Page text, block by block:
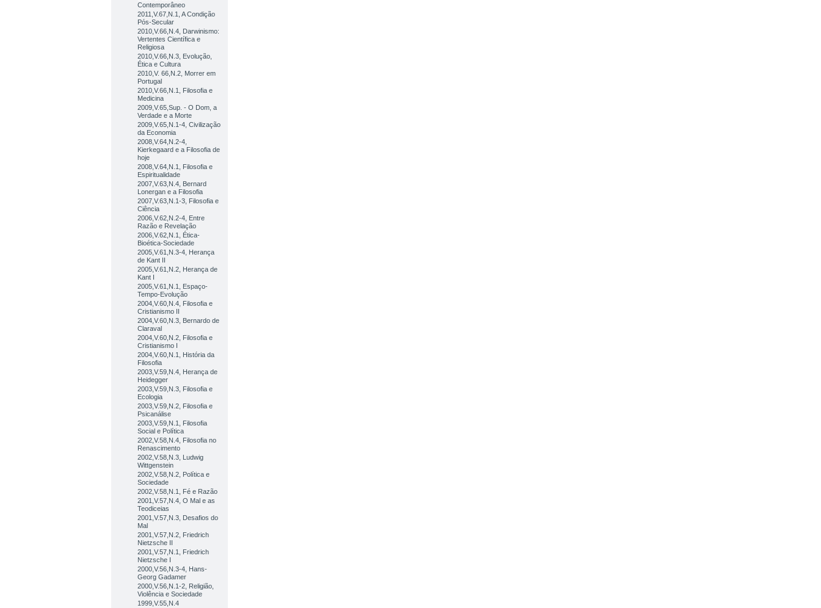
Contemporâneo
2011,V.67,N.1, A Condição
Pós-Secular
2010,V.66,N.4, Darwinismo:
Vertentes Científica e
Religiosa
2010,V.66,N.3, Evolução,
Ética e Cultura
2010,V. 66,N.2, Morrer em
Portugal
2010,V.66,N.1, Filosofia e
Medicina
2009,V.65,Sup. - O Dom, a
Verdade e a Morte
2009,V.65,N.1-4, Civilização
da Economia
2008,V.64,N.2-4,
Kierkegaard e a Filosofia de
hoje
2008,V.64,N.1, Filosofia e
Espiritualidade
2007,V.63,N.4, Bernard
Lonergan e a Filosofia
2007,V.63,N.1-3, Filosofia e
Ciência
2006,V.62,N.2-4, Entre
Razão e Revelação
2006,V.62,N.1, Ética-
Bioética-Sociedade
2005,V.61,N.3-4, Herança
de Kant II
2005,V.61,N.2, Herança de
Kant I
2005,V.61,N.1, Espaço-
Tempo-Evolução
2004,V.60,N.4, Filosofia e
Cristianismo II
2004,V.60,N.3, Bernardo de
Claraval
2004,V.60,N.2, Filosofia e
Cristianismo I
2004,V.60,N.1, História da
Filosofia
2003,V.59,N.4, Herança de
Heidegger
2003,V.59,N.3, Filosofia e
Ecologia
2003,V.59,N.2, Filosofia e
Psicanálise
2003,V.59,N.1, Filosofia
Social e Política
2002,V.58,N.4, Filosofia no
Renascimento
2002,V.58,N.3, Ludwig
Wittgenstein
2002,V.58,N.2, Política e
Sociedade
2002,V.58,N.1, Fé e Razão
2001,V.57,N.4, O Mal e as
Teodiceias
2001,V.57,N.3, Desafios do
Mal
2001,V.57,N.2, Friedrich
Nietzsche II
2001,V.57,N.1, Friedrich
Nietzsche I
2000,V.56,N.3-4, Hans-
Georg Gadamer
2000,V.56,N.1-2, Religião,
Violência e Sociedade
1999,V.55,N.4